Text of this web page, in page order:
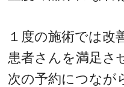
１度の施術では改
患者さんを満足さ
次の予約につなが